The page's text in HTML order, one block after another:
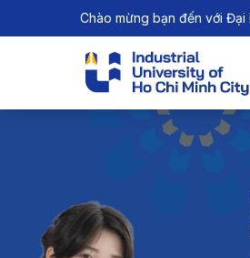
Chào mừng bạn đến với Đại